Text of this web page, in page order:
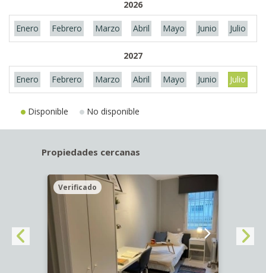
2026
Enero Febrero Marzo Abril Mayo Junio Julio
2027
Enero Febrero Marzo Abril Mayo Junio Julio
Disponible No disponible
Propiedades cercanas
Verificado